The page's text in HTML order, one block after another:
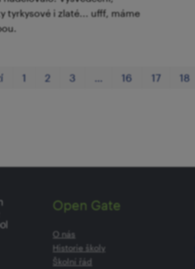
tyrkysové i zlaté... ufff, máme
1 2 3 … 16 17 18
Open Gate
O nás
Historie školy
Školní řád